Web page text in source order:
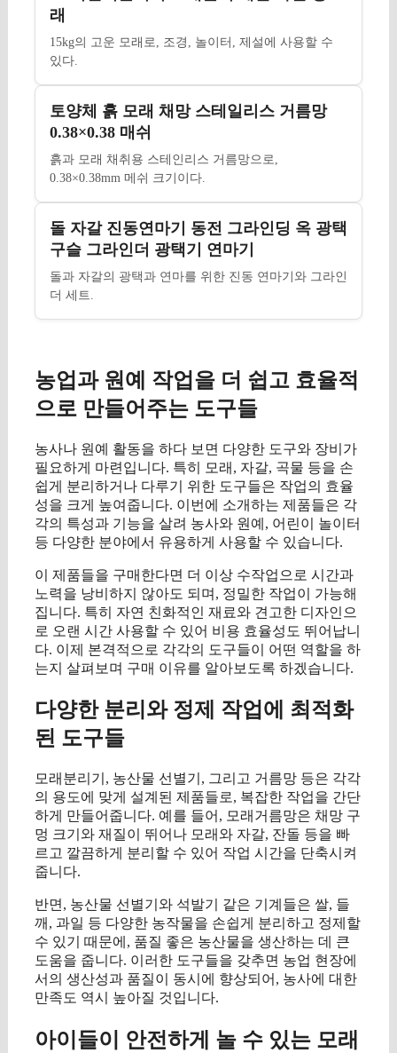
래
15kg의 고운 모래로, 조경, 놀이터, 제설에 사용할 수
있다.
토양체 흙 모래 채망 스테일리스 거름망
0.38×0.38 매쉬
흙과 모래 채취용 스테인리스 거름망으로,
0.38×0.38mm 메쉬 크기이다.
돌 자갈 진동연마기 동전 그라인딩 옥 광택
구슬 그라인더 광택기 연마기
돌과 자갈의 광택과 연마를 위한 진동 연마기와 그라인
더 세트.
농업과 원예 작업을 더 쉽고 효율적
으로 만들어주는 도구들
농사나 원예 활동을 하다 보면 다양한 도구와 장비가
필요하게 마련입니다. 특히 모래, 자갈, 곡물 등을 손
쉽게 분리하거나 다루기 위한 도구들은 작업의 효율
성을 크게 높여줍니다. 이번에 소개하는 제품들은 각
각의 특성과 기능을 살려 농사와 원예, 어린이 놀이터
등 다양한 분야에서 유용하게 사용할 수 있습니다.
이 제품들을 구매한다면 더 이상 수작업으로 시간과
노력을 낭비하지 않아도 되며, 정밀한 작업이 가능해
집니다. 특히 자연 친화적인 재료와 견고한 디자인으
로 오랜 시간 사용할 수 있어 비용 효율성도 뛰어납니
다. 이제 본격적으로 각각의 도구들이 어떤 역할을 하
는지 살펴보며 구매 이유를 알아보도록 하겠습니다.
다양한 분리와 정제 작업에 최적화
된 도구들
모래분리기, 농산물 선별기, 그리고 거름망 등은 각각
의 용도에 맞게 설계된 제품들로, 복잡한 작업을 간단
하게 만들어줍니다. 예를 들어, 모래거름망은 채망 구
멍 크기와 재질이 뛰어나 모래와 자갈, 잔돌 등을 빠
르고 깔끔하게 분리할 수 있어 작업 시간을 단축시켜
줍니다.
반면, 농산물 선별기와 석발기 같은 기계들은 쌀, 들
깨, 과일 등 다양한 농작물을 손쉽게 분리하고 정제할
수 있기 때문에, 품질 좋은 농산물을 생산하는 데 큰
도움을 줍니다. 이러한 도구들을 갖추면 농업 현장에
서의 생산성과 품질이 동시에 향상되어, 농사에 대한
만족도 역시 높아질 것입니다.
아이들이 안전하게 놀 수 있는 모래